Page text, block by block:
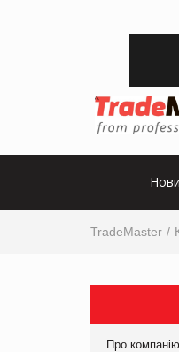
TradeMaster
Про компанію